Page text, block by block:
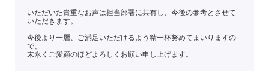
いただいた貴重なお声は担当部署に共有し、今後の参考とさせて
いただきます。
今後より一層、ご満足いただけるよう精一杯努めてまいりますの
で、
末永くご愛顧のほどよろしくお願い申し上げます。